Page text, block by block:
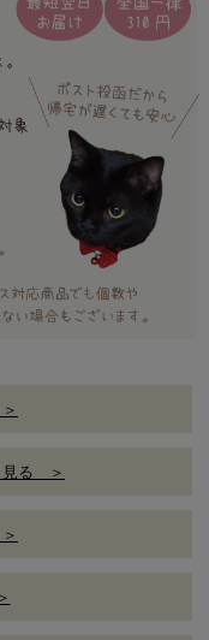
見る ＞